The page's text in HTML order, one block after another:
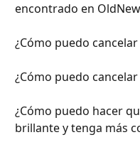
encontrado en
¿Cómo puedo
¿Cómo puedo
¿Cómo puedo hacer
brillante y tenga más